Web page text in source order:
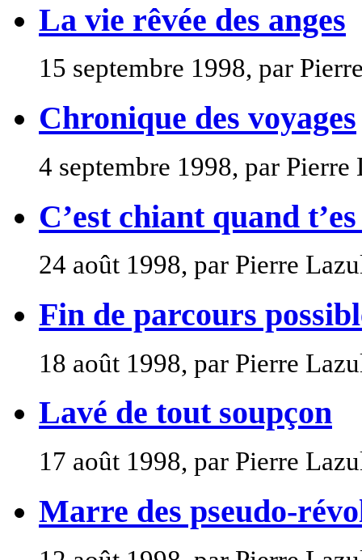
La vie rêvée des anges
15 septembre 1998, par
Chronique des voyages
4 septembre 1998, par Pierre
C’est chiant quand
24 août 1998, par Pierre
Fin de parcours
18 août 1998, par Pierre
Lavé de tout soupçon
17 août 1998, par Pierre
Marre des pseudo-